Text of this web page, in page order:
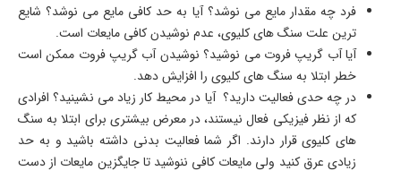
فرد چه مقدار مایع می نوشد؟ آیا به حد کافی مایع می نوشد؟ شایع
ترین علت سنگ های کلیوی، عدم نوشیدن کافی مایعات است.
آیا آب گریپ فروت می نوشید؟ نوشیدن آب گریپ فروت ممکن است
خطر ابتلا به سنگ های کلیوی را افزایش دهد.
در چه حدی فعالیت دارید؟ آیا در محیط کار زیاد می نشینید؟ افرادی
که از نظر فیزیکی فعال نیستند، در معرض بیشتری برای ابتلا به سنگ
های کلیوی قرار دارند. اگر شما فعالیت بدنی داشته باشید و به حد
زیادی عرق کنید ولی مایعات کافی ننوشید تا جایگزین مایعات از دست